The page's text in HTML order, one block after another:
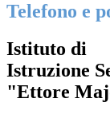
Telefono e
Istituto di
Istruzione
"Ettore